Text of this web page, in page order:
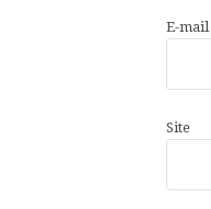
E-mail
Site